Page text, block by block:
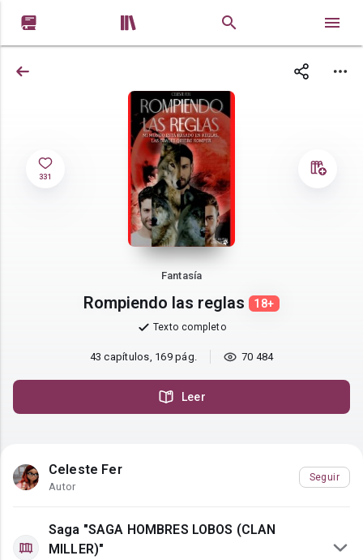
 
331
Fantasía
Rompiendo las reglas 18+
Texto completo
43 capítulos, 169 pág. 70 484
Leer
Celeste Fer
Autor
Seguir
Saga "SAGA HOMBRES LOBOS (CLAN
MILLER)"